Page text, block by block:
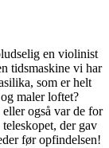
en violinist
tidsmaskine vi har
som er helt
maler loftet?
også var de for
der gav
før opfindelsen!